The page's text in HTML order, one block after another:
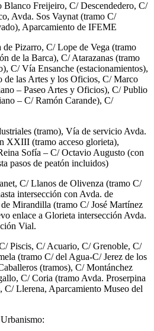
Blanco Freijeiro, C/ Descendedero, C/
Avda. Sos Vaynat (tramo C/
Aparcamiento de IFEME
de Pizarro, C/ Lope de Vega (tramo
de la Barca), C/ Atarazanas (tramo
C/ Vía Ensanche (estacionamientos),
de las Artes y los Oficios, C/ Marco
– Paseo Artes y Oficios), C/ Publio
– C/ Ramón Carande), C/
(tramo), Vía de servicio Avda.
XXIII (tramo acceso glorieta),
Sofía – C/ Octavio Augusto (con
pasos de peatón incluidos)
C/ Llanos de Olivenza (tramo C/
intersección con Avda. de
Mirandilla (tramo C/ José Martínez
enlace a Glorieta intersección Avda.
Vial.
Piscis, C/ Acuario, C/ Grenoble, C/
(tramo C/ del Agua-C/ Jerez de los
(tramos), C/ Montánchez
C/ Coria (tramo Avda. Proserpina
C/ Llerena, Aparcamiento Museo del